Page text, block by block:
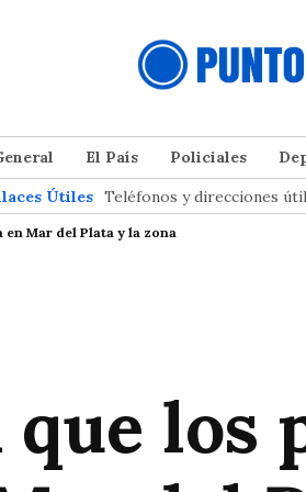
El País Policiales
Útiles Teléfonos y direcciones
Mar del Plata y la zona
los